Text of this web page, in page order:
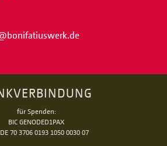
bonifatiuswerk.de
für Spenden:
BIC GENODED1PAX
70 3706 0193 1050 0030 07